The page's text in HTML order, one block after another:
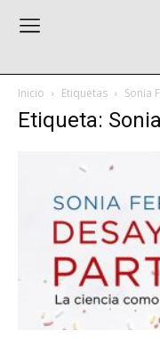
Inicio Etiquetas Sonia
Etiqueta: